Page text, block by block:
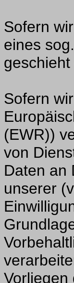
Sofern
eines
Sofern
(EWR))
von
Daten an
unserer
Vorliegen